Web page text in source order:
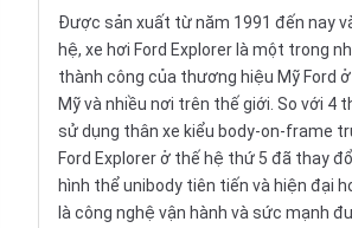
Được sản xuất từ năm 1991 đến nay
hệ, xe hơi Ford Explorer là một trong
thành công của thương hiệu Mỹ Ford
Mỹ và nhiều nơi trên thế giới. So với 4
sử dụng thân xe kiểu body-on-frame
Ford Explorer ở thế hệ thứ 5 đã thay
hình thể unibody tiên tiến và hiện đại
là công nghệ vận hành và sức mạnh